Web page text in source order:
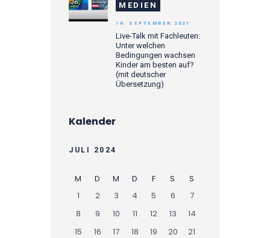
MEDIEN
Live-Talk mit Fachleuten:
Unter welchen
Bedingungen wachsen
Kinder am besten auf?
(mit deutscher
Übersetzung)
16. SEPTEMBER 2021
Kalender
JULI 2024
M D M D F S
S
1
2 3 4 5 6
7
8
9 10 11 12 13
14
15
16 17 18 19 20
21